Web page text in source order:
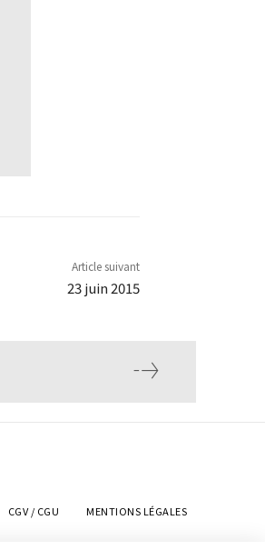
Article suivant
23 juin 2015
CGV / CGU MENTIONS LÉGALES